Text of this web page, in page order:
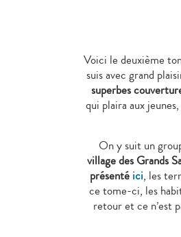
Voici le deuxième
suis avec grand
superbes
qui plaira aux jeunes,
On y suit un
village des Grands
présenté ici, les
ce tome-ci, les
retour et ce n’est